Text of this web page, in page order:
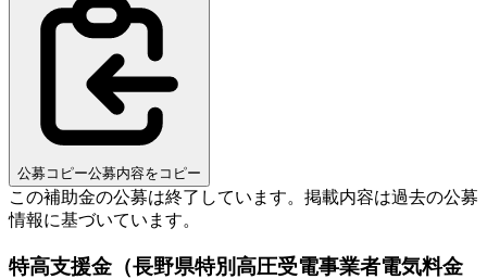
公募コピー公募内容をコピー
この補助金の公募は終了しています。 掲載内容は過去の公募
情報に基づいています。
特高支援金（長野県特別高圧受電事業者電気料金